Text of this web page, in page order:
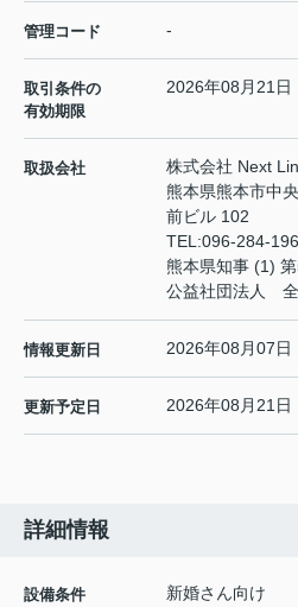
管理コード -
取引条件の
有効期限
2026年08月21日
取扱会社
株式会社 Next
熊本県熊本市中
前ビル 102
TEL:096-284-
熊本県知事 (1)
公益社団法人 全
情報更新日 2026年08月07日
更新予定日 2026年08月21日
詳細情報
設備条件
新婚さん向け